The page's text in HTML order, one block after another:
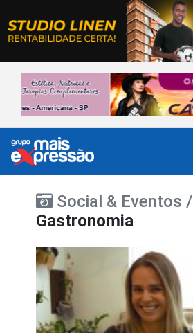
Social & Eventos /
Gastronomia